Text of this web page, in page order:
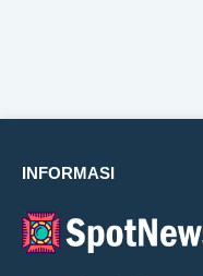
INFORMASI